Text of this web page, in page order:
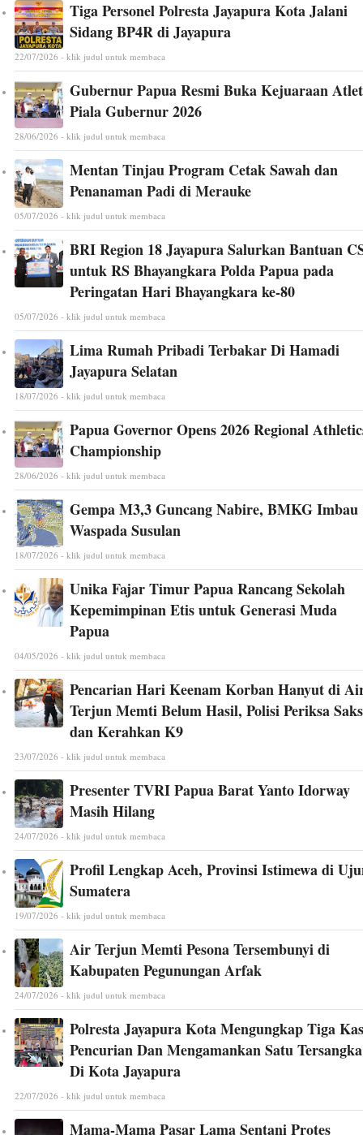
Tiga Personel Polresta Jayapura Kota Jalani
Sidang BP4R di Jayapura
22/07/2026 - klik judul untuk membaca
Gubernur Papua Resmi Buka Kejuaraan
Piala Gubernur 2026
28/06/2026 - klik judul untuk membaca
Mentan Tinjau Program Cetak Sawah dan
Penanaman Padi di Merauke
05/07/2026 - klik judul untuk membaca
BRI Region 18 Jayapura Salurkan Bantuan
untuk RS Bhayangkara Polda Papua pada
Peringatan Hari Bhayangkara ke-80
05/07/2026 - klik judul untuk membaca
Lima Rumah Pribadi Terbakar Di Hamadi
Jayapura Selatan
18/07/2026 - klik judul untuk membaca
Papua Governor Opens 2026 Regional
Championship
28/06/2026 - klik judul untuk membaca
Gempa M3,3 Guncang Nabire, BMKG Imbau
Waspada Susulan
18/07/2026 - klik judul untuk membaca
Unika Fajar Timur Papua Rancang Sekolah
Kepemimpinan Etis untuk Generasi Muda
Papua
04/05/2026 - klik judul untuk membaca
Pencarian Hari Keenam Korban Hanyut di
Terjun Memti Belum Hasil, Polisi Periksa
dan Kerahkan K9
23/07/2026 - klik judul untuk membaca
Presenter TVRI Papua Barat Yanto Idorway
Masih Hilang
24/07/2026 - klik judul untuk membaca
Profil Lengkap Aceh, Provinsi Istimewa di
Sumatera
19/07/2026 - klik judul untuk membaca
Air Terjun Memti Pesona Tersembunyi di
Kabupaten Pegunungan Arfak
24/07/2026 - klik judul untuk membaca
Polresta Jayapura Kota Mengungkap Tiga
Pencurian Dan Mengamankan Satu Tersangka
Di Kota Jayapura
22/07/2026 - klik judul untuk membaca
Mama-Mama Pasar Lama Sentani Protes